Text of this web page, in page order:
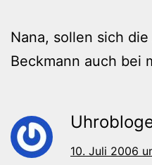
Nana, sollen sich
Beckmann auch bei
10. Juli 2006